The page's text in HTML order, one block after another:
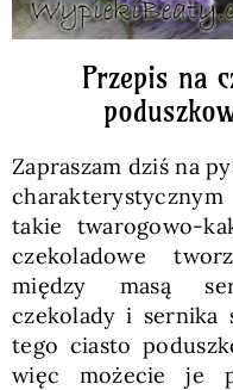
Przepis na
Zapraszam dziś na
takie twarogowo-
czekoladowe
między masą
czekolady i sernika
tego ciasto
więc możecie je